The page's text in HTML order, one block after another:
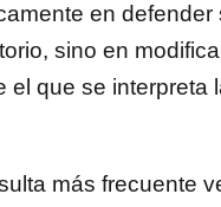
en defender
sino en
el que se interpreta
más frecuente